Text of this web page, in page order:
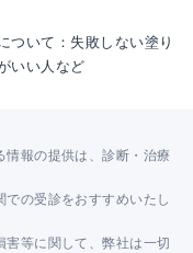
ついて：失敗しない塗り
いい人など
報の提供は、診断・治療
の受診をおすすめいたし
等に関して、弊社は一切